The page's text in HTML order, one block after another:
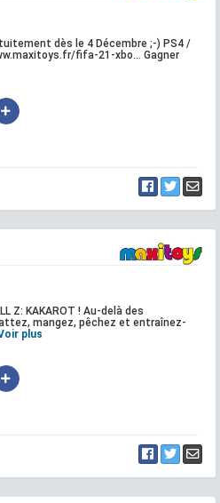
dès le 4 Décembre ;-) PS4 /
fifa-21-xbo... Gagner
Z: KAKAROT ! Au-delà des
mangez, pêchez et entraînez-
plus